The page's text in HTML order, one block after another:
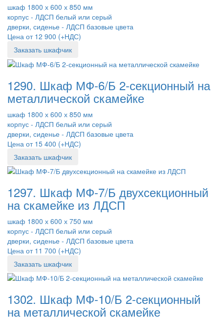
шкаф 1800 х 600 х 850 мм
корпус - ЛДСП белый или серый
дверки, сиденье - ЛДСП базовые цвета
Цена от 12 900 (+НДС)
Заказать шкафчик
1290. Шкаф МФ-6/Б 2-секционный на
металлической скамейке
шкаф 1800 х 600 х 850 мм
корпус - ЛДСП белый или серый
дверки, сиденье - ЛДСП базовые цвета
Цена от 15 400 (+НДС)
Заказать шкафчик
1297. Шкаф МФ-7/Б двухсекционный
на скамейке из ЛДСП
шкаф 1800 х 600 х 750 мм
корпус - ЛДСП белый или серый
дверки, сиденье - ЛДСП базовые цвета
Цена от 11 700 (+НДС)
Заказать шкафчик
1302. Шкаф МФ-10/Б 2-секционный
на металлической скамейке